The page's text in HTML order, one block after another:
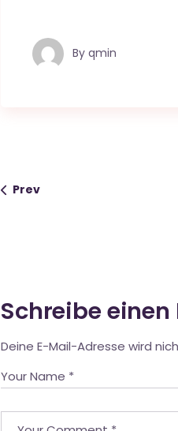
By qmin
Prev
Schreibe
Deine E-Mail-Adresse wird